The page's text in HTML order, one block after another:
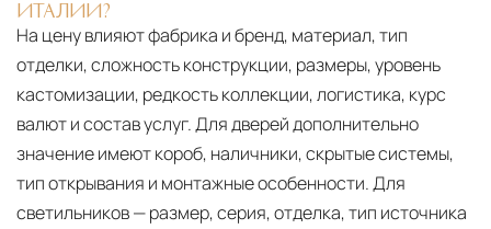
ИТАЛИИ?
На цену влияют фабрика и бренд, материал, тип
отделки, сложность конструкции, размеры, уровень
кастомизации, редкость коллекции, логистика, курс
валют и состав услуг. Для дверей дополнительно
значение имеют короб, наличники, скрытые системы,
тип открывания и монтажные особенности. Для
светильников — размер, серия, отделка, тип источника